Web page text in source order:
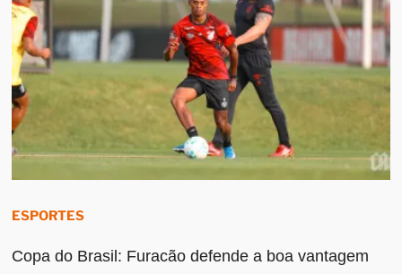
ESPORTES
Copa do Brasil: Furacão defende a boa vantagem